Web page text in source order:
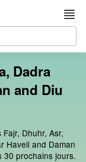
Dadra
and Diu
Dhuhr, Asr,
Haveli and Daman
30 prochains jours.